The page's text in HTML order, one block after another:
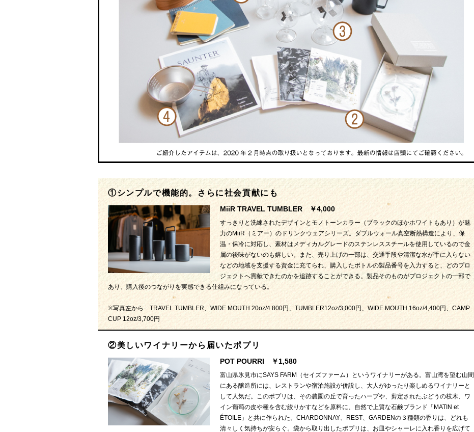
①シンプルで機能的。さらに社会貢献にも
MiiR TRAVEL TUMBLER ￥4,000
すっきりと洗練されたデザインとモノトーンカラー（ブラックのほかホワイトもあり）が魅
力のMiiR（ミアー）のドリンクウェアシリーズ。ダブルウォール真空断熱構造により、保
温・保冷に対応し、素材はメディカルグレードのステンレススチールを使用しているので金
属の後味がないのも嬉しい。また、売り上げの一部は、交通手段や清潔な水が手に入らない
などの地域を支援する資金に充てられ、購入したボトルの製品番号を入力すると、どのプロ
ジェクトへ貢献できたのかを追跡することができる。製品そのものがプロジェクトの一部で
あり、購入後のつながりを実感できる仕組みになっている。
※写真左から TRAVEL TUMBLER、WIDE MOUTH 20oz/4.800円、TUMBLER12oz/3,000円、WIDE MOUTH 16oz/4,400円、CAMP
CUP 12oz/3,700円
②美しいワイナリーから届いたポプリ
POT POURRI ￥1,580
富山県氷見市にSAYS FARM（セイズファーム）というワイナリーがある。富山湾を望む山間
にある醸造所には、レストランや宿泊施設が併設し、大人がゆったり楽しめるワイナリーと
して人気だ。このポプリは、その農園の丘で育ったハーブや、剪定されたぶどうの枝木、ワ
イン葡萄の皮や種を含む絞りかすなどを原料に、自然で上質な石鹸ブランド「MATIN et
ÉTOILE」と共に作られた。CHARDONNAY、REST、GARDENの３種類の香りは、どれも
清々しく気持ちが安らぐ。袋から取り出したポプリは、お皿やシャーレに入れ香りを広げて